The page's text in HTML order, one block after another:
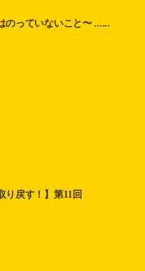
のっていないこと〜 ......
り戻す！】第11回